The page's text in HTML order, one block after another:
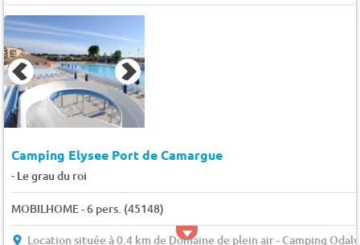
Camping Elysee Port de Camargue
- Le grau du roi
MOBILHOME - 6 pers. (45148)
Location située à 0.4 km de Domaine de plein air - Camping